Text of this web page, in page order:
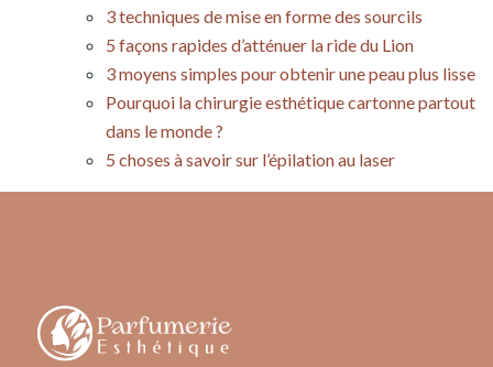
3 techniques de mise en forme des sourcils
5 façons rapides d’atténuer la ride du Lion
3 moyens simples pour obtenir une peau plus lisse
Pourquoi la chirurgie esthétique cartonne partout
dans le monde ?
5 choses à savoir sur l’épilation au laser